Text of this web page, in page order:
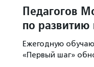
Педагогов
по развитию
Ежегодную
«Первый шаг»